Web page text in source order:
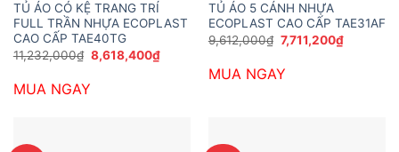
TỦ ÁO CÓ KỆ TRANG TRÍ
FULL TRẦN NHỰA ECOPLAST
CAO CẤP TAE40TG
11,232,000₫ Giá
gốc
11,232,000₫.
8,618,400₫Giá
hiện
MUA NGAY
TỦ ÁO 5 CÁNH NHỰA
ECOPLAST CAO CẤP TAE31AF
9,612,000₫ Giá
gốc
9,612,000₫.
7,711,200₫Giá
hiện
MUA NGAY